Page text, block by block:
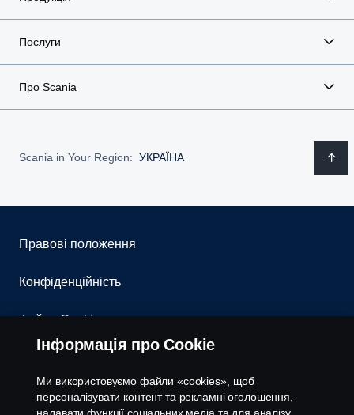
Послуги
Про Scania
Scania in Your Region: УКРАЇНА
Правові положення
Конфіденційність
Файли Cookies
Контакти
Система повідомлення про порушення
Інформація про Cookie
Ми використовуємо файли «cookies», щоб
персоналізувати контент та рекламні оголошення,